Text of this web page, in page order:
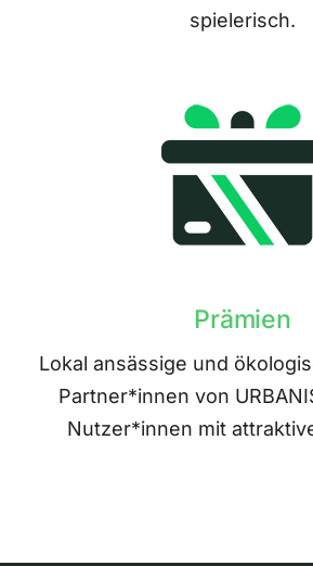
spielerisch.
Prämien
Lokal ansässige und
Partner*innen von
Nutzer*innen mit